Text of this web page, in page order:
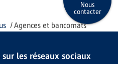
Agences et bancomats
Nous
contacter
les réseaux sociaux